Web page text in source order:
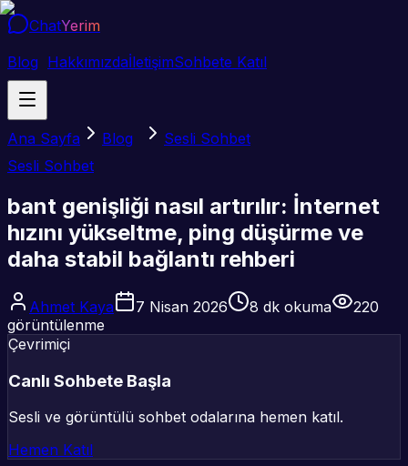
ChatYerim
Blog HakkımızdaİletişimSohbete Katıl
Ana Sayfa Blog
Sesli Sohbet
Sesli Sohbet
bant genişliği nasıl artırılır: İnternet
hızını yükseltme, ping düşürme ve
daha stabil bağlantı rehberi
Ahmet Kaya 7 Nisan 2026 8 dk okuma
220
görüntülenme
Çevrimiçi
Canlı Sohbete Başla
Sesli ve görüntülü sohbet odalarına hemen katıl.
Hemen Katıl